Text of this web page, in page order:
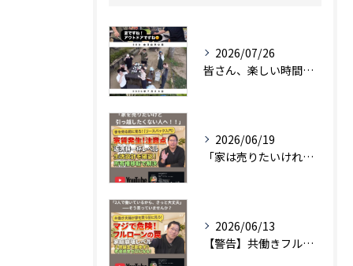
2026/07/26
皆さん、楽しい時間をありがとうございます。
2026/06/19
「家は売りたいけれど、引っ越しはしたくない…」
2026/06/13
【警告】共働きフルローンでのマイホーム購入、ちょっと待って！...